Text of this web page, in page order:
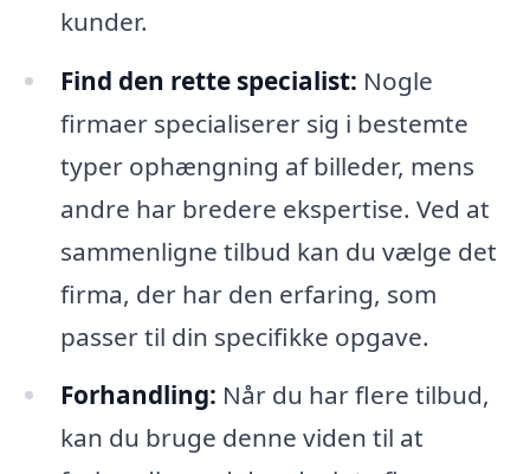
kunder.
Find den rette specialist: Nogle
firmaer specialiserer sig i bestemte
typer ophængning af billeder, mens
andre har bredere ekspertise. Ved at
sammenligne tilbud kan du vælge det
firma, der har den erfaring, som
passer til din specifikke opgave.
Forhandling: Når du har flere tilbud,
kan du bruge denne viden til at